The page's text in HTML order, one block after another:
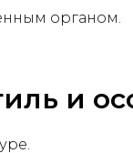
органом.
и